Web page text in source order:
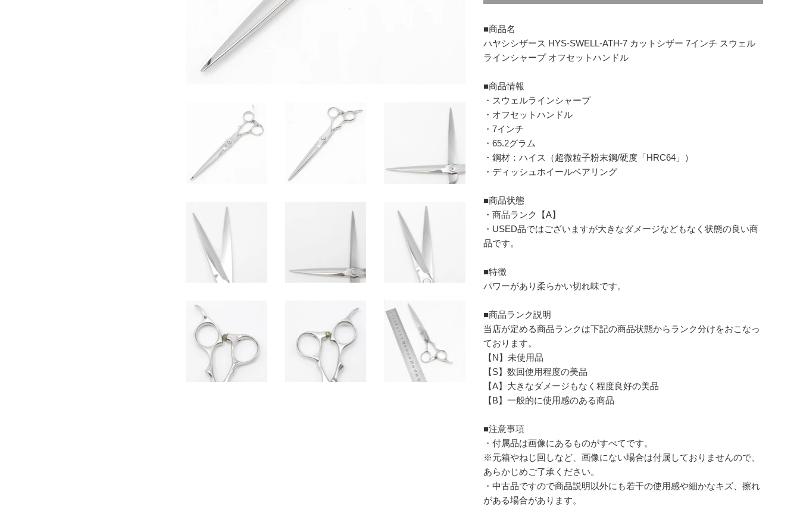
■商品名
ハヤシシザース HYS-SWELL-ATH-7 カットシザー 7インチ スウェル
ラインシャープ オフセットハンドル
■商品情報
・スウェルラインシャープ
・オフセットハンドル
・7インチ
・65.2グラム
・鋼材：ハイス（超微粒子粉末鋼/硬度「HRC64」）
・ディッシュホイールベアリング
■商品状態
・商品ランク【A】
・USED品ではございますが大きなダメージなどもなく状態の良い商
品です。
■特徴
パワーがあり柔らかい切れ味です。
■商品ランク説明
当店が定める商品ランクは下記の商品状態からランク分けをおこなっ
ております。
【N】未使用品
【S】数回使用程度の美品
【A】大きなダメージもなく程度良好の美品
【B】一般的に使用感のある商品
■注意事項
・付属品は画像にあるものがすべてです。
※元箱やねじ回しなど、画像にない場合は付属しておりませんので、
あらかじめご了承ください。
・中古品ですので商品説明以外にも若干の使用感や細かなキズ、擦れ
がある場合があります。